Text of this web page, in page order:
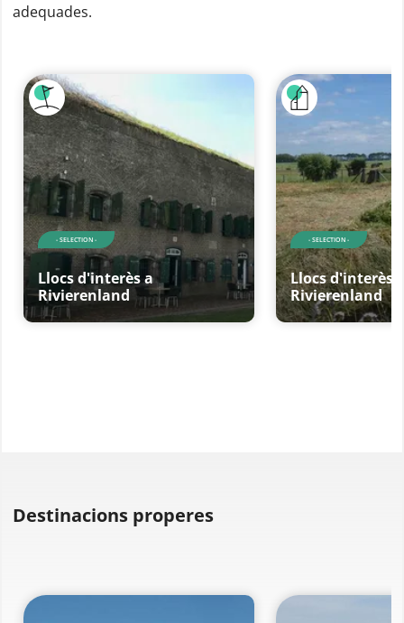
adequades.
- SELECTION -
Llocs d'interès a
Rivierenland
- SELECTION -
Llocs d'interès
Rivierenland
Destinacions properes